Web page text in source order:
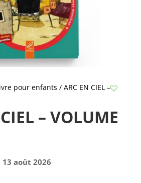
pour enfants / ARC EN CIEL –
– VOLUME
13 août 2026